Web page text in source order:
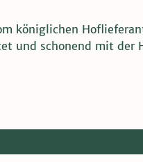
königlichen
und schonend mit